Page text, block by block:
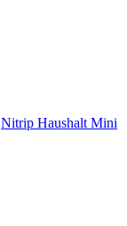
Nitrip Haushalt Mini